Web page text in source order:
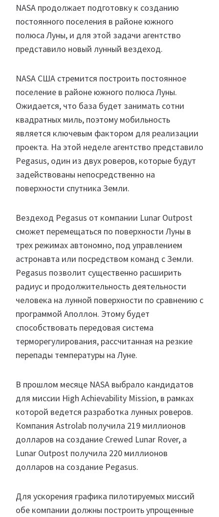
NASA продолжает подготовку к созданию
постоянного поселения в районе южного
полюса Луны, и для этой задачи агентство
представило новый лунный вездеход.
NASA США стремится построить постоянное
поселение в районе южного полюса Луны.
Ожидается, что база будет занимать сотни
квадратных миль, поэтому мобильность
является ключевым фактором для реализации
проекта. На этой неделе агентство представило
Pegasus, один из двух роверов, которые будут
задействованы непосредственно на
поверхности спутника Земли.
Вездеход Pegasus от компании Lunar Outpost
сможет перемещаться по поверхности Луны в
трех режимах автономно, под управлением
астронавта или посредством команд с Земли.
Pegasus позволит существенно расширить
радиус и продолжительность деятельности
человека на лунной поверхности по сравнению с
программой Аполлон. Этому будет
способствовать передовая система
терморегулирования, рассчитанная на резкие
перепады температуры на Луне.
В прошлом месяце NASA выбрало кандидатов
для миссии High Achievability Mission, в рамках
которой ведется разработка лунных роверов.
Компания Astrolab получила 219 миллионов
долларов на создание Crewed Lunar Rover, а
Lunar Outpost получила 220 миллионов
долларов на создание Pegasus.
Для ускорения графика пилотируемых миссий
обе компании должны построить упрощенные